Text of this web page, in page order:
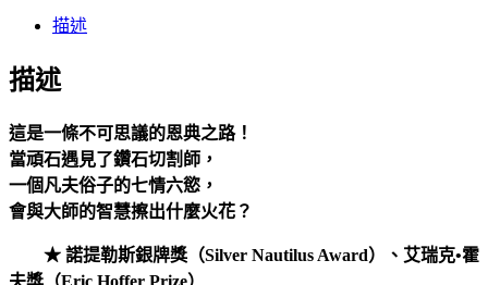
描述
描述
這是一條不可思議的恩典之路！
當頑石遇見了鑽石切割師，
一個凡夫俗子的七情六慾，
會與大師的智慧擦出什麼火花？
★ 諾提勒斯銀牌獎（Silver Nautilus Award）、艾瑞克•霍
夫獎（Eric Hoffer Prize）